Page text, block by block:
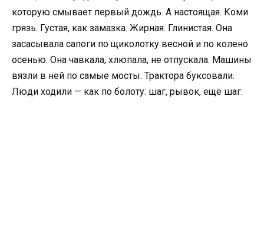
которую смывает первый дождь. А настоящая. Коми
грязь. Густая, как замазка. Жирная. Глинистая. Она
засасывала сапоги по щиколотку весной и по колено
осенью. Она чавкала, хлюпала, не отпускала. Машины
вязли в ней по самые мосты. Трактора буксовали.
Люди ходили — как по болоту: шаг, рывок, ещё шаг.